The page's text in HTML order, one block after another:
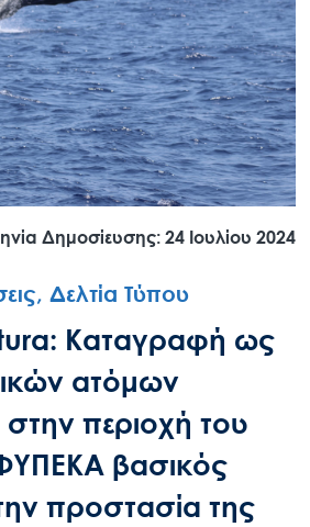
Δημοσίευσης: 24 Ιουλίου 2024
Δελτία Τύπου
Καταγραφή ως
ατόμων
περιοχή του
βασικός
προστασία της